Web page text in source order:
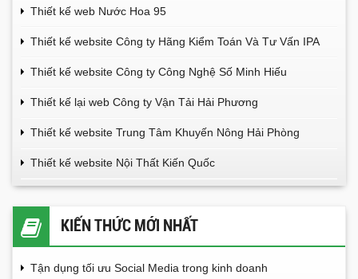
Thiết kế web Nước Hoa 95
Thiết kế website Công ty Hãng Kiểm Toán Và Tư Vấn IPA
Thiết kế website Công ty Công Nghệ Số Minh Hiếu
Thiết kế lại web Công ty Vận Tải Hải Phương
Thiết kế website Trung Tâm Khuyến Nông Hải Phòng
Thiết kế website Nội Thất Kiến Quốc
KIẾN THỨC MỚI NHẤT
Tận dụng tối ưu Social Media trong kinh doanh